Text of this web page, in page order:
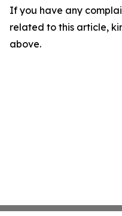
If you have any
related to this article,
above.